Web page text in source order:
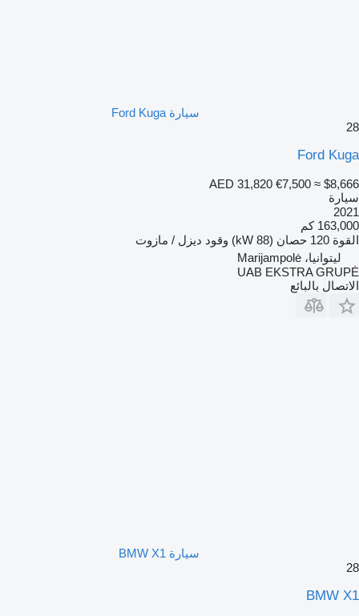
سيارة Ford Kuga
28
Ford Kuga
AED 31,820 €7,500 ≈ $8,666
سيارة
2021
163,000 كم
القوة 120 حصان (88 kW) وقود ديزل / مازوت
ليتوانيا، Marijampolė
UAB EKSTRA GRUPĖ
الاتصال بالبائع
سيارة BMW X1
28
BMW X1